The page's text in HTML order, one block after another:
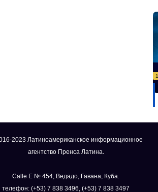
2023 Латиноамериканское информационное
агентство Пренса Латина.
Calle E № 454, Ведадо, Гавана, Куба.
телефон: (+53) 7 838 3496, (+53) 7 838 3497